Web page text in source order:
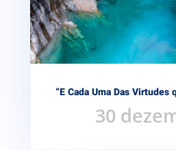
“E Cada Uma Das
30